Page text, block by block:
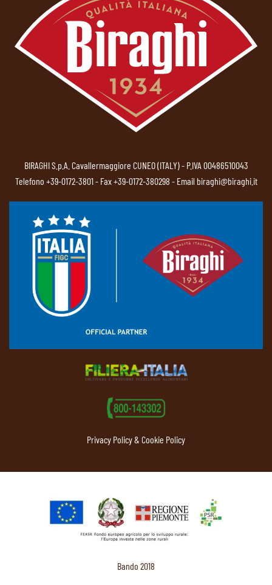
BIRAGHI S.p.A. Cavallermaggiore CUNEO (ITALY) - P.IVA 00486510043
Telefono +39-0172-3801- Fax +39-0172-380298 - Email biraghi@biraghi.it
Privacy Policy & Cookie Policy
Bando 2018